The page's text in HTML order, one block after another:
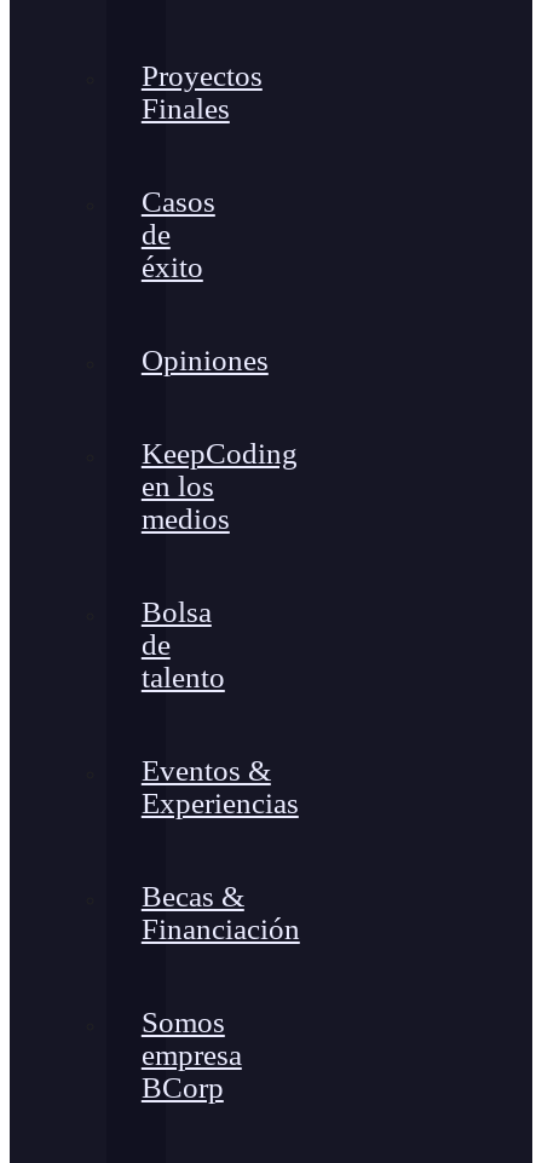
Proyectos
Finales
Casos
de
éxito
Opiniones
KeepCoding
en los
medios
Bolsa
de
talento
Eventos &
Experiencias
Becas &
Financiación
Somos
empresa
BCorp